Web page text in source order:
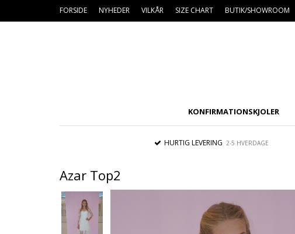
FORSIDE NYHEDER VILKÅR SIZE CHART BUTIK/SHOWROOM
KONFIRMATIONSKJOLER
HURTIG LEVERING 2-5 HVERDAGE
Azar Top2